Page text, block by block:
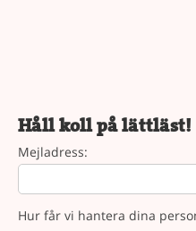
Håll koll på lättläst!
Mejladress:
Hur får vi hantera dina